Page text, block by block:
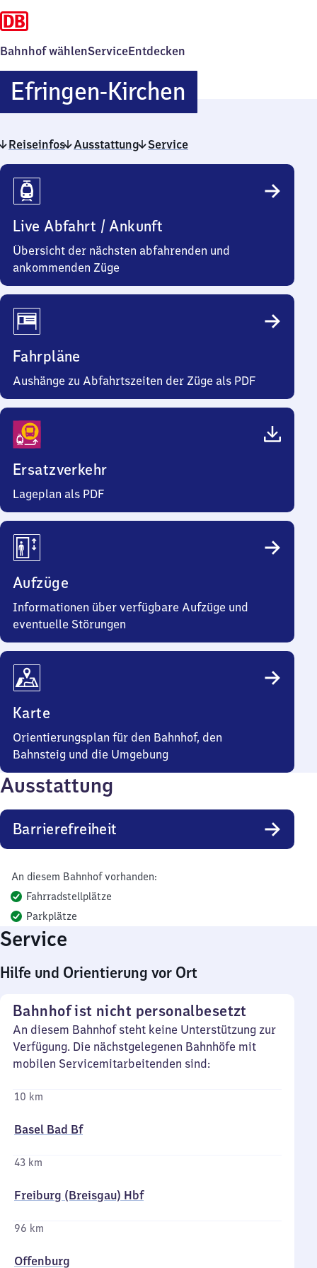
Bahnhof wählenServiceEntdecken
Efringen-KirchenEfringen-
Kirchen
Reiseinfos Ausstattung Service
Reiseinfos
Live Abfahrt / Ankunft
Übersicht der nächsten abfahrenden und
ankommenden Züge
Fahrpläne
Aushänge zu Abfahrtszeiten der Züge als PDF
Ersatzverkehr
Lageplan als PDF
Aufzüge
Informationen über verfügbare Aufzüge und
eventuelle Störungen
Karte
Orientierungsplan für den Bahnhof, den
Bahnsteig und die Umgebung
Ausstattung
Barrierefreiheit
An diesem Bahnhof vorhanden:
Fahrradstellplätze
Parkplätze
Service
Hilfe und Orientierung vor Ort
Bahnhof ist nicht personalbesetzt
An diesem Bahnhof steht keine Unterstützung zur
Verfügung. Die nächstgelegenen Bahnhöfe mit
mobilen Servicemitarbeitenden sind:
10 km
Basel Bad Bf
43 km
Freiburg (Breisgau) Hbf
96 km
Offenburg